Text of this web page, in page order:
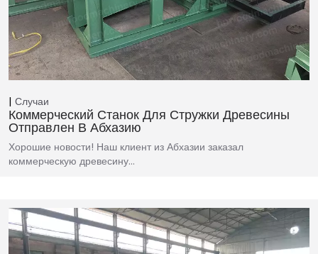
Случаи
Коммерческий Станок Для Стружки Древесины
Отправлен В Абхазию
Хорошие новости! Наш клиент из Абхазии заказал
коммерческую древесину…